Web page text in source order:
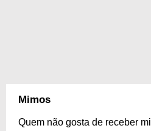
Mimos
Quem não gosta de receber